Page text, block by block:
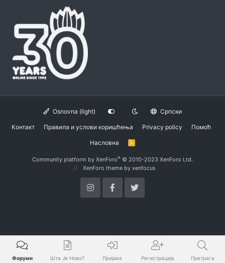
Osnovna (light) Српски
Контакт Правила и услови коришћења Privacy policy Помоћ
Насловна
R
Community platform by XenForo® © 2010-2023 XenForo Ltd.
XenForo theme by xenfocus
Форуми Шта Је Ново? Пријава Регистрација Претрага